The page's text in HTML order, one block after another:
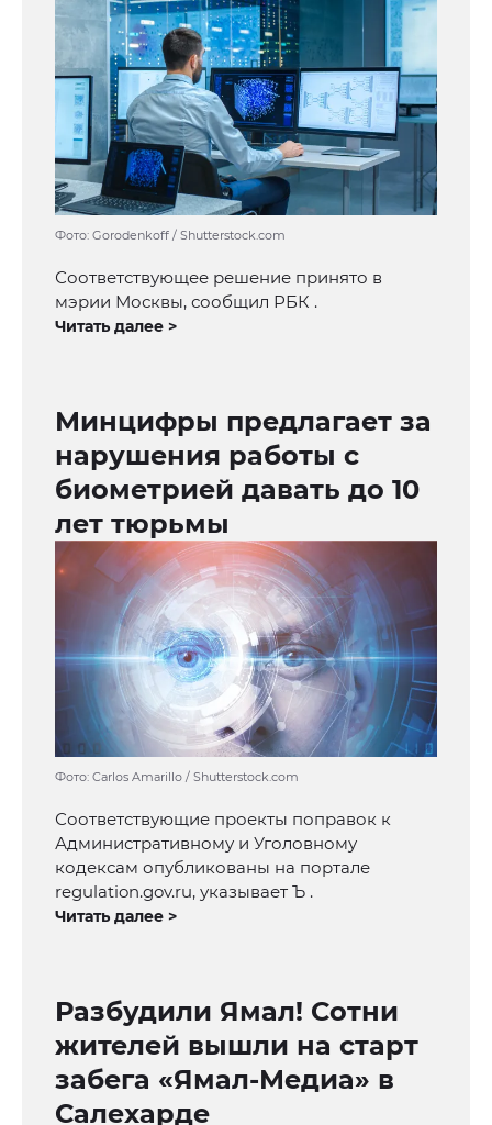
Фото: Gorodenkoff / Shutterstock.com
Соответствующее решение принято в
мэрии Москвы, сообщил РБК .
Читать далее >
Минцифры предлагает за
нарушения работы с
биометрией давать до 10
лет тюрьмы
Фото: Carlos Amarillo / Shutterstock.com
Соответствующие проекты поправок к
Административному и Уголовному
кодексам опубликованы на портале
regulation.gov.ru, указывает Ъ .
Читать далее >
Разбудили Ямал! Сотни
жителей вышли на старт
забега «Ямал-Медиа» в
Салехарде